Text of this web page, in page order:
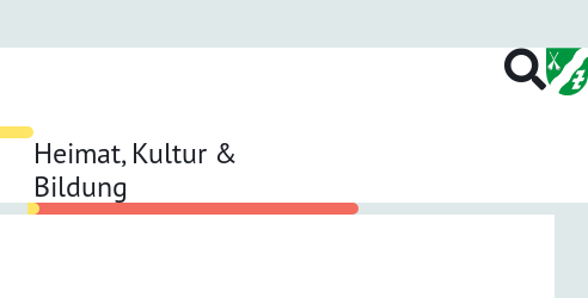
Heimat, Kultur &
Bildung